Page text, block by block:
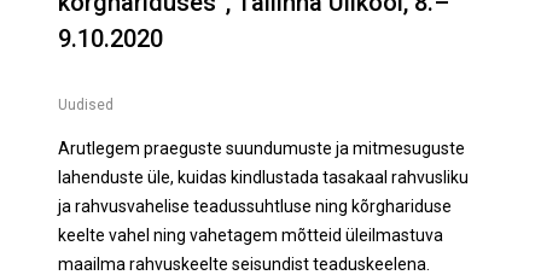
9.10.2020
Uudised
Arutlegem praeguste suundumuste ja mitmesuguste
lahenduste üle, kuidas kindlustada tasakaal rahvusliku
ja rahvusvahelise teadussuhtluse ning kõrghariduse
keelte vahel ning vahetagem mõtteid üleilmastuva
maailma rahvuskeelte seisundist teaduskeelena.